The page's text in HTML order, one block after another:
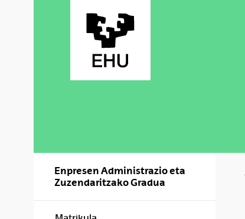
Enpresen Administrazio eta
Zuzendaritzako Gradua